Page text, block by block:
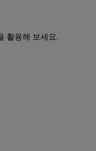
활용해 보세요.